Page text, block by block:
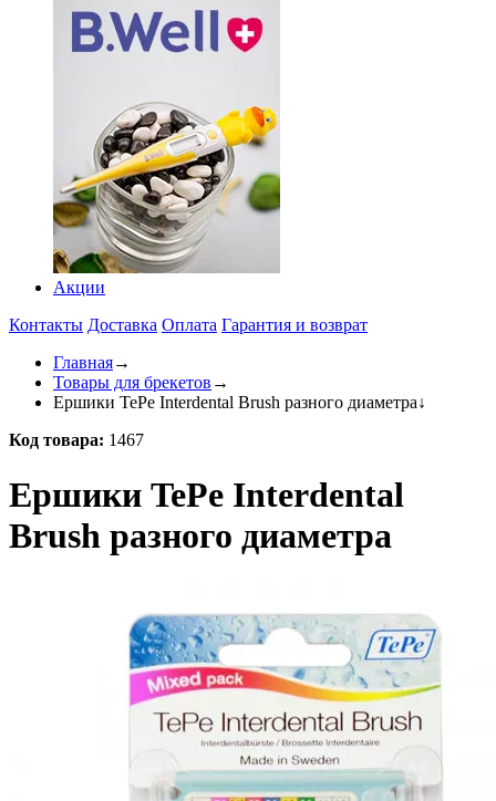
Акции
Контакты Доставка Оплата Гарантия и возврат
Главная→
Товары для брекетов →
Ершики TePe Interdental Brush разного диаметра↓
Код товара: 1467
Ершики TePe Interdental
Brush разного диаметра